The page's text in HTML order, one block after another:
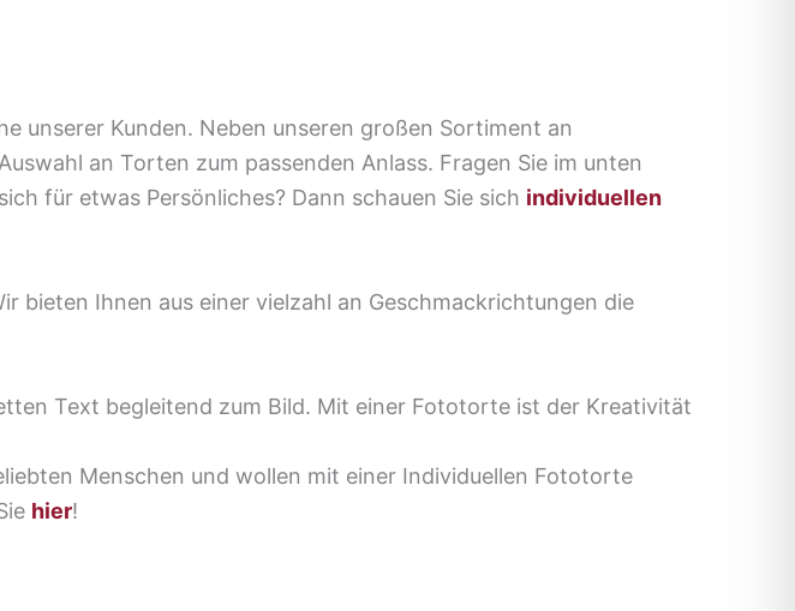
unserer Kunden. Neben unseren großen Sortiment an
an Torten zum passenden Anlass. Fragen Sie im unten
für etwas Persönliches? Dann schauen Sie sich individuellen
bieten Ihnen aus einer vielzahl an Geschmackrichtungen die
Text begleitend zum Bild. Mit einer Fototorte ist der Kreativität
Menschen und wollen mit einer Individuellen Fototorte
hier!